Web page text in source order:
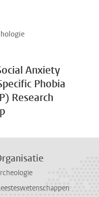
Anxiety
Phobia
Research